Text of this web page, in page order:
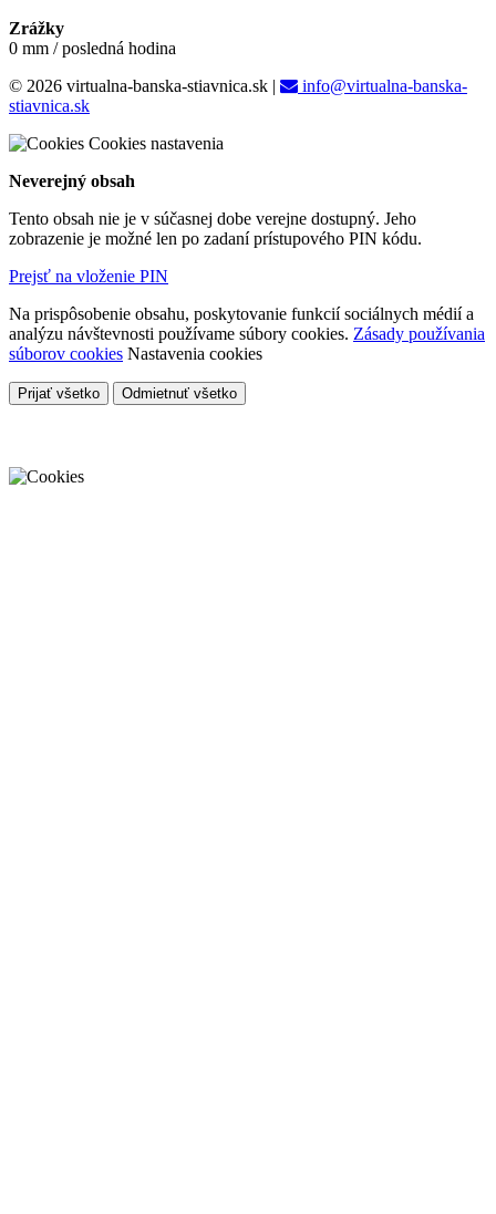
Zrážky
0 mm / posledná hodina
© 2026 virtualna-banska-stiavnica.sk |
info@virtualna-banska-
stiavnica.sk
Cookies nastavenia
Neverejný obsah
Tento obsah nie je v súčasnej dobe verejne dostupný. Jeho
zobrazenie je možné len po zadaní prístupového PIN kódu.
Prejsť na vloženie PIN
Na prispôsobenie obsahu, poskytovanie funkcií sociálnych médií a
analýzu návštevnosti používame súbory cookies. Zásady používania
súborov cookies Nastavenia cookies
Prijať všetko Odmietnuť všetko